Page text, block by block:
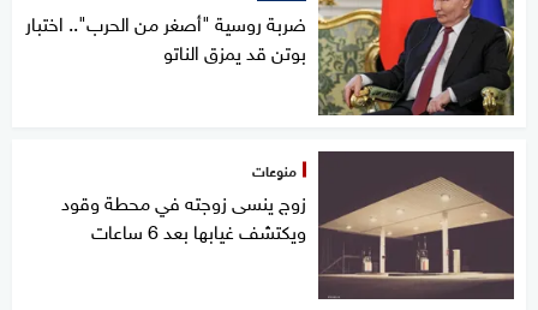
ضربة روسية "أصغر من الحرب".. اختبار
بوتن قد يمزق الناتو
منوعات
زوج ينسى زوجته في محطة وقود
ويكتشف غيابها بعد 6 ساعات